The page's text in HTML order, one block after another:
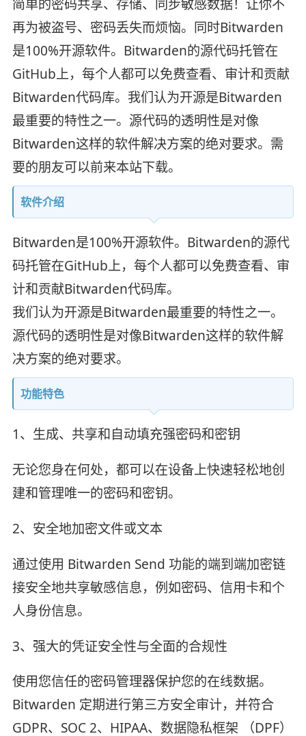
简单的密码共享、存储、同步敏感数据！让你不
再为被盗号、密码丢失而烦恼。同时Bitwarden
是100%开源软件。Bitwarden的源代码托管在
GitHub上，每个人都可以免费查看、审计和贡献
Bitwarden代码库。我们认为开源是Bitwarden
最重要的特性之一。源代码的透明性是对像
Bitwarden这样的软件解决方案的绝对要求。需
要的朋友可以前来本站下载。
软件介绍
Bitwarden是100%开源软件。Bitwarden的源代
码托管在GitHub上，每个人都可以免费查看、审
计和贡献Bitwarden代码库。
我们认为开源是Bitwarden最重要的特性之一。
源代码的透明性是对像Bitwarden这样的软件解
决方案的绝对要求。
功能特色
1、生成、共享和自动填充强密码和密钥
无论您身在何处，都可以在设备上快速轻松地创
建和管理唯一的密码和密钥。
2、安全地加密文件或文本
通过使用 Bitwarden Send 功能的端到端加密链
接安全地共享敏感信息，例如密码、信用卡和个
人身份信息。
3、强大的凭证安全性与全面的合规性
使用您信任的密码管理器保护您的在线数据。
Bitwarden 定期进行第三方安全审计，并符合
GDPR、SOC 2、HIPAA、数据隐私框架 （DPF）